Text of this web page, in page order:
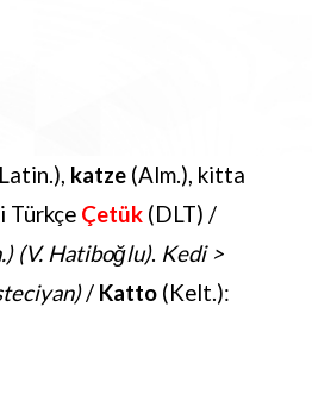
katze (Alm.), kitta
Türkçe Çetük (DLT) /
(V. Hatiboğlu). Kedi >
/ Katto (Kelt.):